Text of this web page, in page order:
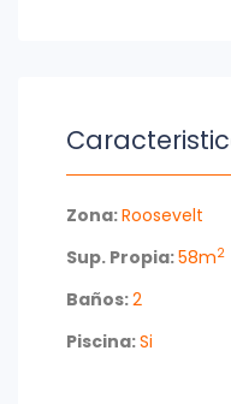
Zona:Roosevelt
Sup. Propia:58m2
Baños:2
Piscina:Si